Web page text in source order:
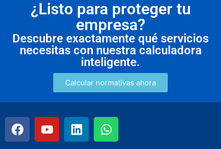
¿Listo para proteger tu
empresa?
Descubre exactamente qué servicios
necesitas con nuestra calculadora
inteligente.
Calcular normativas ahora